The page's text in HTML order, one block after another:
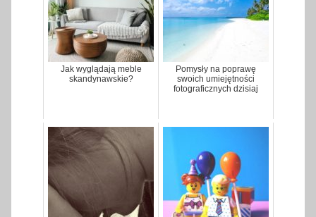
Jak wyglądają meble
skandynawskie?
Pomysły na poprawę
swoich umiejętności
fotograficznych dzisiaj